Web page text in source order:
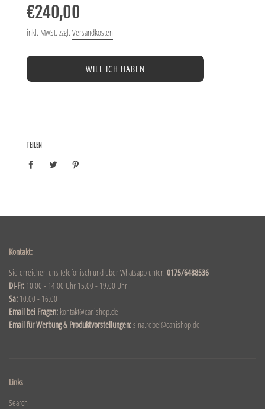
Preis
€240,00
inkl. MwSt. zzgl. Versandkosten
WILL ICH HABEN
TEILEN
Kontakt:
Sie erreichen uns telefonisch und über Whatsapp unter: 0175/6488536
DI-Fr: 10.00 - 14.00 Uhr 15.00 - 19.00 Uhr
Sa: 10.00 - 16.00
Email bei Fragen: kontakt@canishop.de
Email für Werbung & Produktvorstellungen:sina.rebel@canishop.de
Links
Search